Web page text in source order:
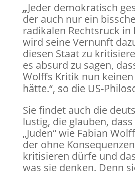
„Jeder demokratisch
der auch nur ein
radikalen Rechtsruck in
wird seine Vernunft
diesen Staat zu
es absurd zu sagen,
Wolffs Kritik nun
hätte.“, so die US-
Sie findet auch die
lustig, die glauben,
„Juden“ wie Fabian
der ohne
kritisieren dürfe und
was sie denken. Denn